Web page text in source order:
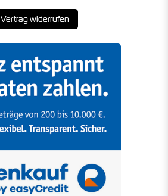
Vertrag widerrufen